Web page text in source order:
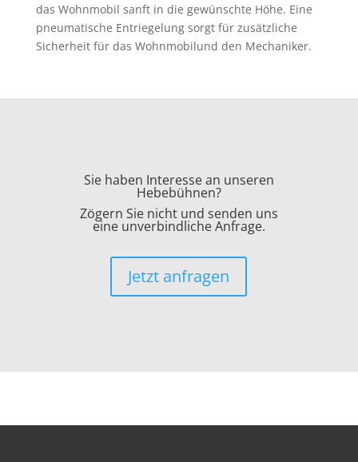
das Wohnmobil sanft in die gewünschte Höhe. Eine
pneumatische Entriegelung sorgt für zusätzliche
Sicherheit für das Wohnmobilund den Mechaniker.
Sie haben Interesse an unseren
Hebebühnen?
Zögern Sie nicht und senden uns
eine unverbindliche Anfrage.
Jetzt anfragen